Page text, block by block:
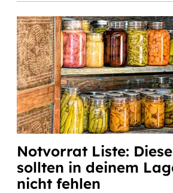
Notvorrat Liste:
sollten in deinem
nicht fehlen